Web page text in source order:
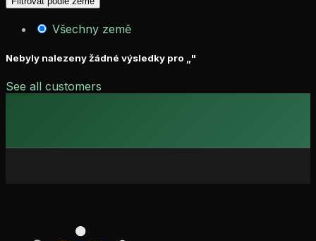
Všechny země
Nebyly nalezeny žádné výsledky pro „ "
See all customers